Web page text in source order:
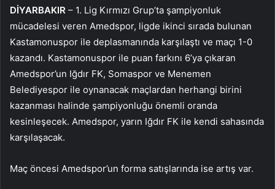
DİYARBAKIR – 1. Lig Kırmızı Grup’ta şampiyonluk
mücadelesi veren Amedspor, ligde ikinci sırada bulunan
Kastamonuspor ile deplasmanında karşılaştı ve maçı 1-0
kazandı. Kastamonuspor ile puan farkını 6’ya çıkaran
Amedspor’un Iğdır FK, Somaspor ve Menemen
Belediyespor ile oynanacak maçlardan herhangi birini
kazanması halinde şampiyonluğu önemli oranda
kesinleşecek. Amedspor, yarın Iğdır FK ile kendi sahasında
karşılaşacak.
Maç öncesi Amedspor’un forma satışlarında ise artış var.